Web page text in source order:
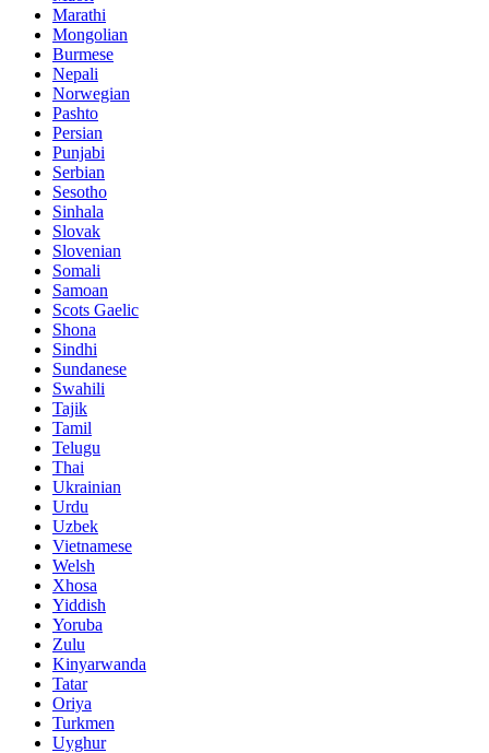
Marathi
Mongolian
Burmese
Nepali
Norwegian
Pashto
Persian
Punjabi
Serbian
Sesotho
Sinhala
Slovak
Slovenian
Somali
Samoan
Scots Gaelic
Shona
Sindhi
Sundanese
Swahili
Tajik
Tamil
Telugu
Thai
Ukrainian
Urdu
Uzbek
Vietnamese
Welsh
Xhosa
Yiddish
Yoruba
Zulu
Kinyarwanda
Tatar
Oriya
Turkmen
Uyghur